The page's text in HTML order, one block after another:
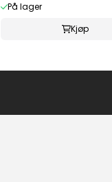
På lager
Kjøp